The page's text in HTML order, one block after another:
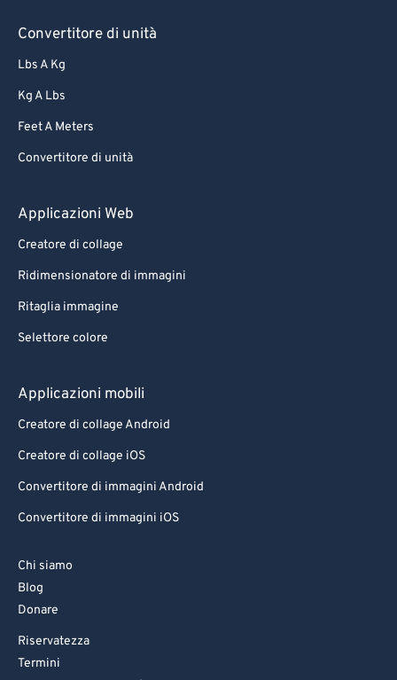
Convertitore di unità
Lbs A Kg
Kg A Lbs
Feet A Meters
Convertitore di unità
Applicazioni Web
Creatore di collage
Ridimensionatore di immagini
Ritaglia immagine
Selettore colore
Applicazioni mobili
Creatore di collage Android
Creatore di collage iOS
Convertitore di immagini Android
Convertitore di immagini iOS
Chi siamo
Blog
Donare
Riservatezza
Termini